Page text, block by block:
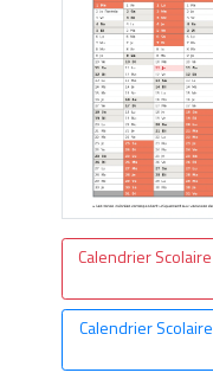
Calendrier Scolaire
Calendrier Scolaire